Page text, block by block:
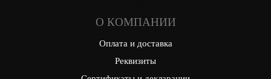
О КОМПАНИИ
Оплата и доставка
Реквизиты